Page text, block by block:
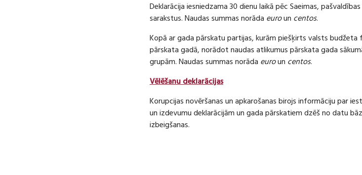
Deklarācija iesniedzama 30 dienu laikā pēc Saeimas,
sarakstus. Naudas summas norāda euroun centos.
Kopā ar gada pārskatu partijas, kurām piešķirts valsts
pārskata gadā, norādot naudas atlikumus pārskata gada
grupām. Naudas summas norāda euroun centos.
Vēlēšanu deklarācijas
Korupcijas novēršanas un apkarošanas birojs informāciju par
un izdevumu deklarācijām un gada pārskatiem dzēš no datu
izbeigšanas.